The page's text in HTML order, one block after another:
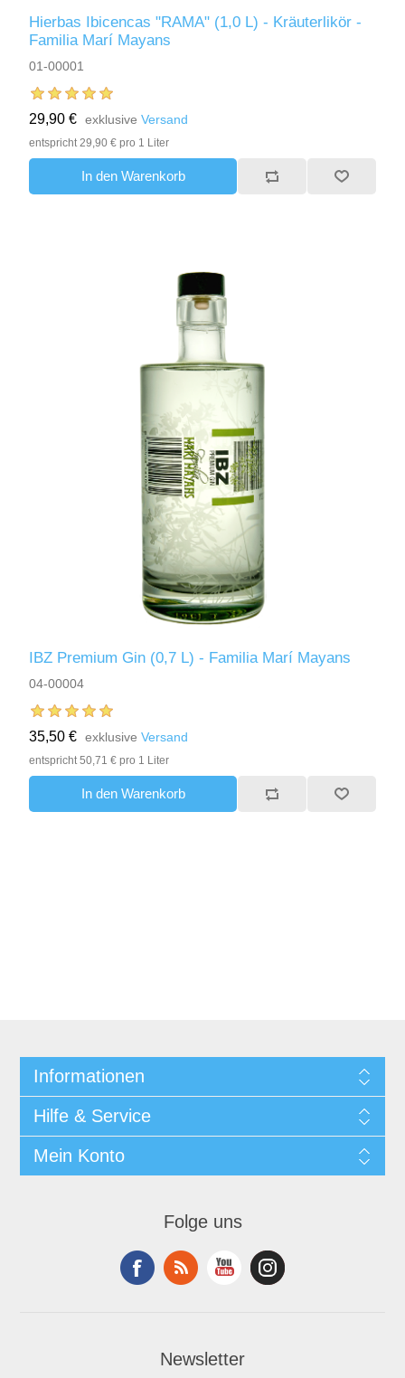
Hierbas Ibicencas "RAMA" (1,0 L) - Kräuterlikör -
Familia Marí Mayans
01-00001
29,90 € exklusiveVersand
entspricht 29,90 € pro 1 Liter
In den Warenkorb
IBZ Premium Gin (0,7 L) - Familia Marí Mayans
04-00004
35,50 € exklusiveVersand
entspricht 50,71 € pro 1 Liter
In den Warenkorb
Informationen
Hilfe & Service
Mein Konto
Folge uns
Newsletter